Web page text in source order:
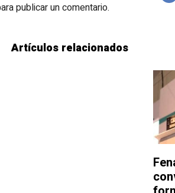
publicar un comentario.
Artículos relacionados